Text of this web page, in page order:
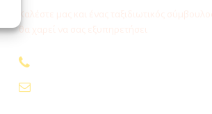
θα χαρεί να σας εξυπηρετήσει